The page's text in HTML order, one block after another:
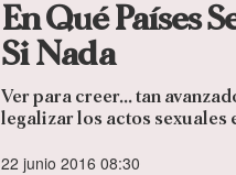
En Qué Países
Si Nada
Ver para creer... tan
legalizar los actos sexuales
22 junio 2016 08:30